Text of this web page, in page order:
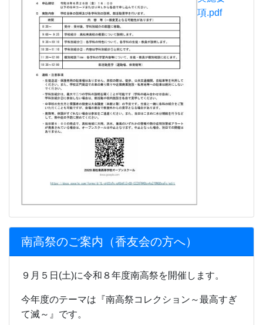
項.pdf
南高祭のご案内（香友会の方へ）
９月５日(土)に令和８年度南高祭を開催します。
今年度のテーマは『南高祭コレクション～最高すぎ
て滅～』です。